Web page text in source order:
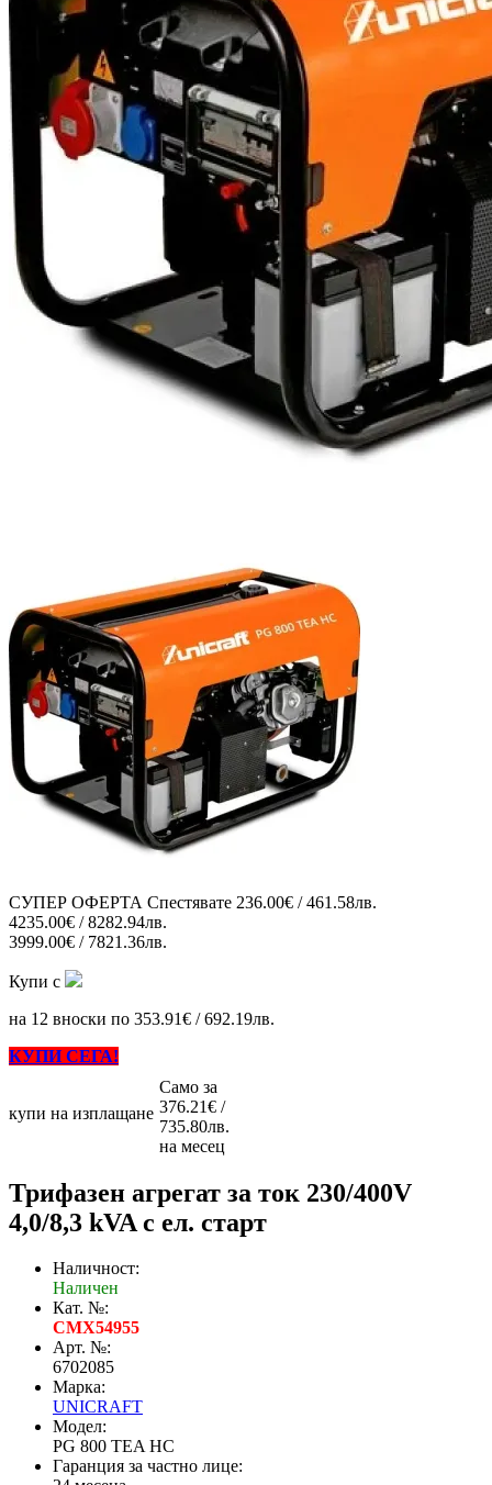
СУПЕР ОФЕРТА Спестявате 236.00€ / 461.58лв.
4235.00€ / 8282.94лв.
3999.00€ / 7821.36лв.
Купи с
на 12 вноски по 353.91€ / 692.19лв.
КУПИ СЕГА!
купи на изплащане
Само за
376.21€ /
735.80лв.
на месец
Трифазен агрегат за ток 230/400V
4,0/8,3 kVA с ел. старт
Наличност:
Наличен
Кат. №:
CMX54955
Арт. №:
6702085
Марка:
UNICRAFT
Модел:
PG 800 TEA HC
Гаранция за частно лице: